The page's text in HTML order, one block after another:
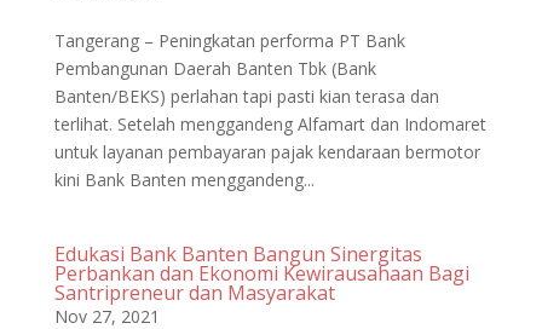
Tangerang – Peningkatan performa PT Bank
Pembangunan Daerah Banten Tbk (Bank
Banten/BEKS) perlahan tapi pasti kian terasa dan
terlihat. Setelah menggandeng Alfamart dan Indomaret
untuk layanan pembayaran pajak kendaraan bermotor
kini Bank Banten menggandeng...
Edukasi Bank Banten Bangun Sinergitas
Perbankan dan Ekonomi Kewirausahaan Bagi
Santripreneur dan Masyarakat
Nov 27, 2021